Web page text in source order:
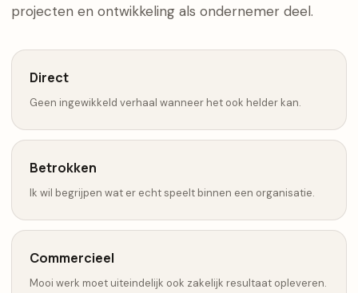
projecten en ontwikkeling als ondernemer deel.
Direct
Geen ingewikkeld verhaal wanneer het ook helder kan.
Betrokken
Ik wil begrijpen wat er echt speelt binnen een organisatie.
Commercieel
Mooi werk moet uiteindelijk ook zakelijk resultaat opleveren.